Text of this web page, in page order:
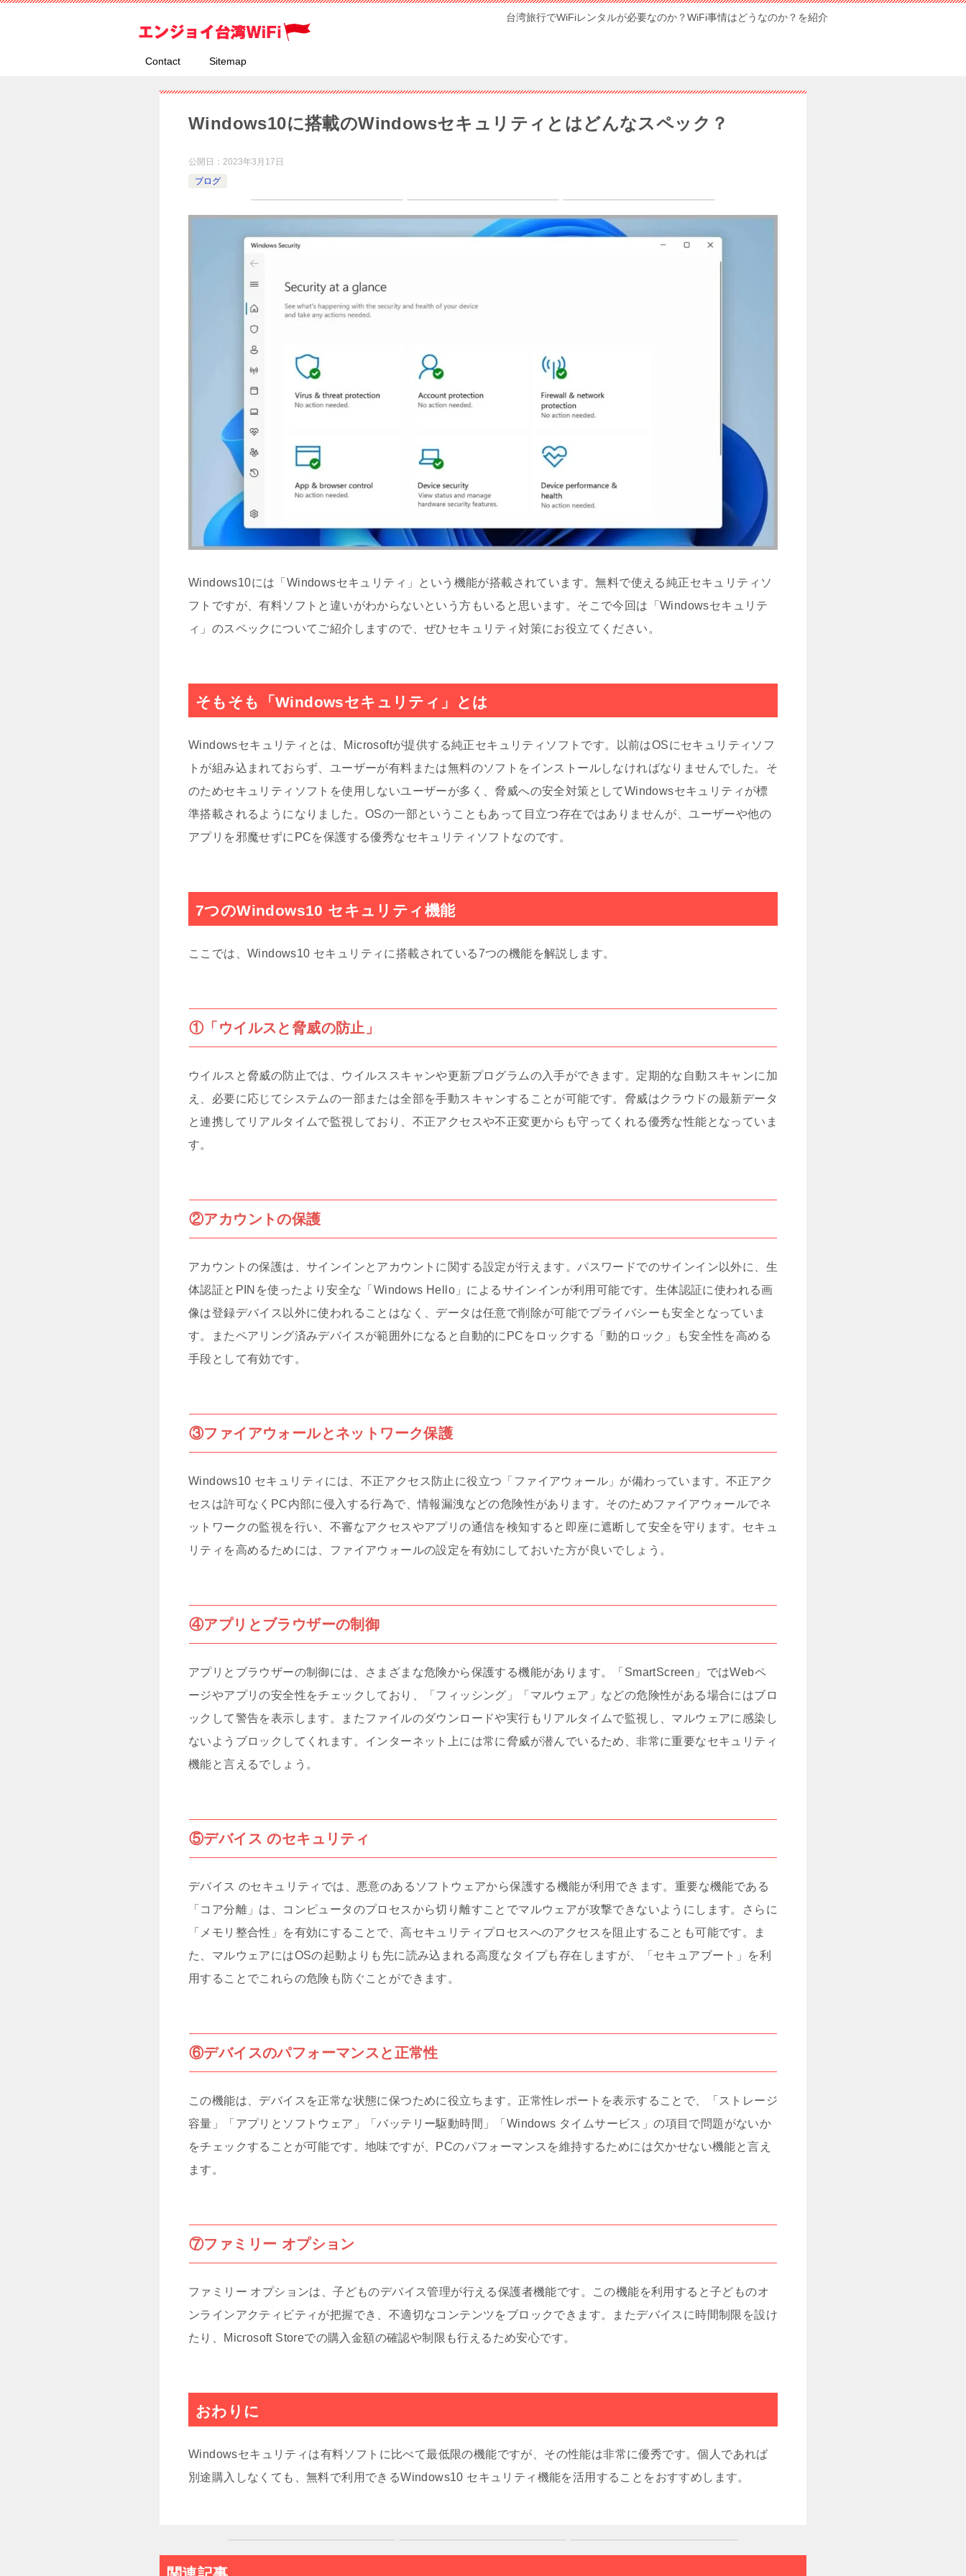
台湾旅行でWiFiレンタルが必要なのか？WiFi事情はどうなのか？を紹介
Contact Sitemap
Windows10に搭載のWindowsセキュリティとはどんなスペック？
公開日： 2023年3月17日
ブログ
Windows10には「Windowsセキュリティ」という機能が搭載されています。無料で使える純正セキュリティソ
フトですが、有料ソフトと違いがわからないという方もいると思います。そこで今回は「Windowsセキュリテ
ィ」のスペックについてご紹介しますので、ぜひセキュリティ対策にお役立てください。
そもそも「Windowsセキュリティ」とは
Windowsセキュリティとは、Microsoftが提供する純正セキュリティソフトです。以前はOSにセキュリティソフ
トが組み込まれておらず、ユーザーが有料または無料のソフトをインストールしなければなりませんでした。そ
のためセキュリティソフトを使用しないユーザーが多く、脅威への安全対策としてWindowsセキュリティが標
準搭載されるようになりました。OSの一部ということもあって目立つ存在ではありませんが、ユーザーや他の
アプリを邪魔せずにPCを保護する優秀なセキュリティソフトなのです。
7つのWindows10 セキュリティ機能
ここでは、Windows10 セキュリティに搭載されている7つの機能を解説します。
①「ウイルスと脅威の防止」
ウイルスと脅威の防止では、ウイルススキャンや更新プログラムの入手ができます。定期的な自動スキャンに加
え、必要に応じてシステムの一部または全部を手動スキャンすることが可能です。脅威はクラウドの最新データ
と連携してリアルタイムで監視しており、不正アクセスや不正変更からも守ってくれる優秀な性能となっていま
す。
②アカウントの保護
アカウントの保護は、サインインとアカウントに関する設定が行えます。パスワードでのサインイン以外に、生
体認証とPINを使ったより安全な「Windows Hello」によるサインインが利用可能です。生体認証に使われる画
像は登録デバイス以外に使われることはなく、データは任意で削除が可能でプライバシーも安全となっていま
す。またペアリング済みデバイスが範囲外になると自動的にPCをロックする「動的ロック」も安全性を高める
手段として有効です。
③ファイアウォールとネットワーク保護
Windows10 セキュリティには、不正アクセス防止に役立つ「ファイアウォール」が備わっています。不正アク
セスは許可なくPC内部に侵入する行為で、情報漏洩などの危険性があります。そのためファイアウォールでネ
ットワークの監視を行い、不審なアクセスやアプリの通信を検知すると即座に遮断して安全を守ります。セキュ
リティを高めるためには、ファイアウォールの設定を有効にしておいた方が良いでしょう。
④アプリとブラウザーの制御
アプリとブラウザーの制御には、さまざまな危険から保護する機能があります。「SmartScreen」ではWebペ
ージやアプリの安全性をチェックしており、「フィッシング」「マルウェア」などの危険性がある場合にはブロ
ックして警告を表示します。またファイルのダウンロードや実行もリアルタイムで監視し、マルウェアに感染し
ないようブロックしてくれます。インターネット上には常に脅威が潜んでいるため、非常に重要なセキュリティ
機能と言えるでしょう。
⑤デバイス のセキュリティ
デバイス のセキュリティでは、悪意のあるソフトウェアから保護する機能が利用できます。重要な機能である
「コア分離」は、コンピュータのプロセスから切り離すことでマルウェアが攻撃できないようにします。さらに
「メモリ整合性」を有効にすることで、高セキュリティプロセスへのアクセスを阻止することも可能です。ま
た、マルウェアにはOSの起動よりも先に読み込まれる高度なタイプも存在しますが、「セキュアブート」を利
用することでこれらの危険も防ぐことができます。
⑥デバイスのパフォーマンスと正常性
この機能は、デバイスを正常な状態に保つために役立ちます。正常性レポートを表示することで、「ストレージ
容量」「アプリとソフトウェア」「バッテリー駆動時間」「Windows タイムサービス」の項目で問題がないか
をチェックすることが可能です。地味ですが、PCのパフォーマンスを維持するためには欠かせない機能と言え
ます。
⑦ファミリー オプション
ファミリー オプションは、子どものデバイス管理が行える保護者機能です。この機能を利用すると子どものオ
ンラインアクティビティが把握でき、不適切なコンテンツをブロックできます。またデバイスに時間制限を設け
たり、Microsoft Storeでの購入金額の確認や制限も行えるため安心です。
おわりに
Windowsセキュリティは有料ソフトに比べて最低限の機能ですが、その性能は非常に優秀です。個人であれば
別途購入しなくても、無料で利用できるWindows10 セキュリティ機能を活用することをおすすめします。